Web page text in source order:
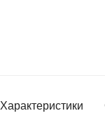
Характеристики